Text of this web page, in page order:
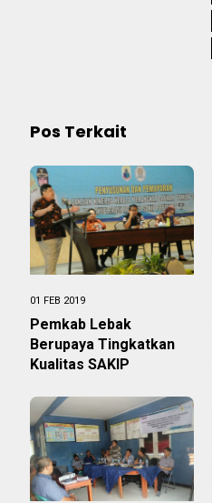
Pos Terkait
01 FEB 2019
Pemkab Lebak
Berupaya Tingkatkan
Kualitas SAKIP